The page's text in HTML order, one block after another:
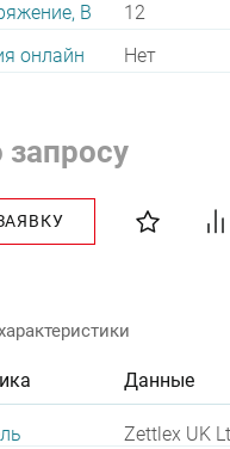
В
12
онлайн
Нет
Данные
Zettlex UK